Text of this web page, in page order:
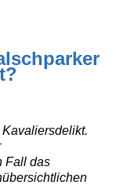
Fall das